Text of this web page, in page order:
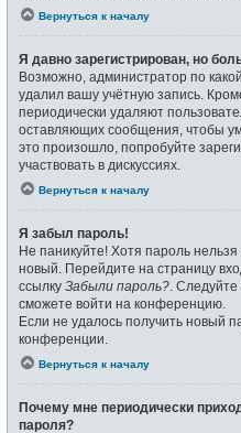
Вернуться к началу
Я давно зарегистрирован, но
Возможно, администратор по
удалил вашу учётную запись.
периодически удаляют
оставляющих сообщения, чтобы
это произошло, попробуйте
участвовать в дискуссиях.
Вернуться к началу
Я забыл пароль!
Не паникуйте! Хотя пароль
новый. Перейдите на страницу
ссылку Забыли пароль? .
сможете войти на конференцию.
Если не удалось получить новый
конференции.
Вернуться к началу
Почему мне периодически
пароля?